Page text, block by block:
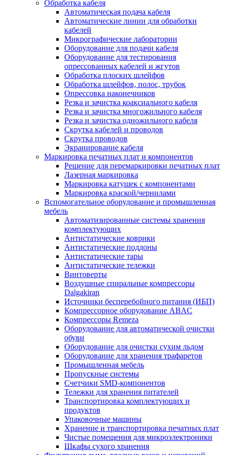
Обработка кабеля
Автоматическая подача кабеля
Автоматические линии для обработки
кабелей
Микрографические лаборатории
Оборудование для подачи кабеля
Оборудование для тестирования
опрессованных кабелей и жгутов
Обработка плоских шлейфов
Обработка шлейфов, полос, трубок
Опрессовка наконечников
Резка и зачистка коаксиального кабеля
Резка и зачистка многожильного кабеля
Резка и зачистка одножильного кабеля
Скрутка кабелей и проводов
Скрутка проводов
Экранирование кабеля
Маркировка печатных плат и компонентов
Решение для перемаркировки печатных плат
Лазерная маркировка
Маркировка катушек с компонентами
Маркировка краской/чернилами
Вспомогательное оборудование и промышленная
мебель
Автоматизированные системы хранения
комплектующих
Антистатические коврики
Антистатические поддоны
Антистатические тары
Антистатические тележки
Винтоверты
Воздушные спиральные компрессоры
Dalgakiran
Источники бесперебойного питания (ИБП)
Компрессорное оборудование ABAC
Компрессоры Remeza
Оборудование для автоматической очистки
обуви
Оборудование для очистки сухим льдом
Оборудование для хранения трафаретов
Промышленная мебель
Пропускные системы
Счетчики SMD-компонентов
Тележки для xранения питателей
Транспортировка комплектующих и
продуктов
Упаковочные машины
Хранение и транспортировка печатных плат
Чистые помещения для микроэлектроники
Шкафы сухого хранения